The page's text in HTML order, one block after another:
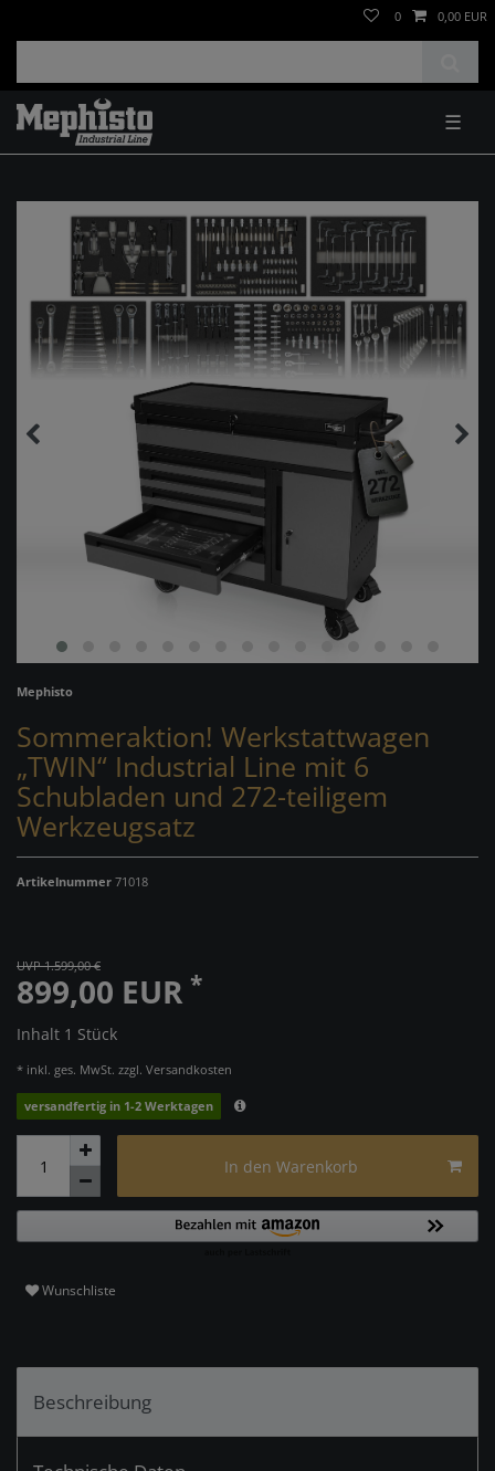
0 0,00 EUR
☰
Mephisto
Sommeraktion! Werkstattwagen
„TWIN“ Industrial Line mit 6
Schubladen und 272-teiligem
Werkzeugsatz
Artikelnummer 71018
UVP 1.599,00 €
899,00 EUR *
Inhalt 1 Stück
* inkl. ges. MwSt. zzgl. Versandkosten
versandfertig in 1-2 Werktagen
In den Warenkorb
Wunschliste
Beschreibung